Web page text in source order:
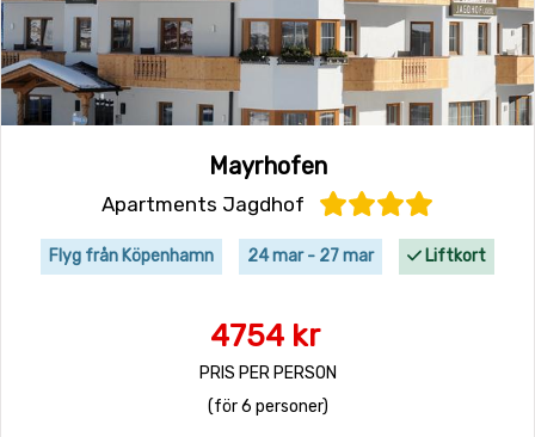
Mayrhofen
Apartments Jagdhof
Flyg från Köpenhamn 24 mar - 27 mar Liftkort
4754 kr
PRIS PER PERSON
(för 6 personer)